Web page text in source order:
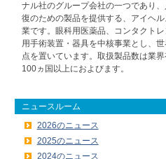
ナル社のグループ会社の一つであり
復のための製品を提供する、アイヘ
業です。眼科用医薬品、コンタクト
用手術装置・器具を中核事業とし、
点を置いています。取扱製品数は業
100ヵ国以上におよびます。
ニュースルーム
2026のニュース
2025のニュース
2024のニュース